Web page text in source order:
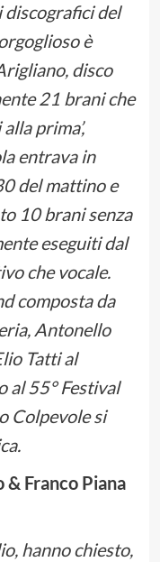
del
è
, disco
21 brani che
prima’,
entrava in
del mattino e
10 brani senza
eseguiti dal
che vocale.
composta da
Antonello
Tatti al
al 55° Festival
Colpevole si
& Franco Piana
hanno chiesto,